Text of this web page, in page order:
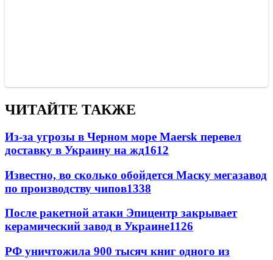
ЧИТАЙТЕ ТАКЖЕ
Из-за угрозы в Черном море Maersk перевел
доставку в Украину на жд1612
Известно, во сколько обойдется Маску мегазавод
по производству чипов1338
После ракетной атаки Эпицентр закрывает
керамический завод в Украине1126
РФ уничтожила 900 тысяч книг одного из